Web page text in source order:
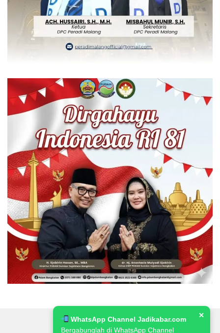
WhatsApp Channel Jadikabar.com
Bergabunglah di WhatsApp Channel
✕